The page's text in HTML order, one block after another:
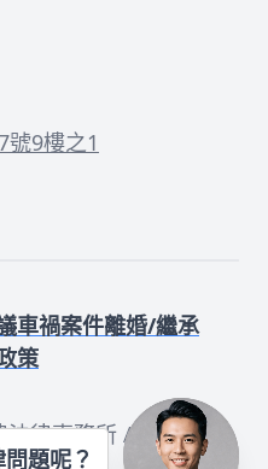
號9樓之1
車禍案件離婚/繼承
策
律事務所 All rights
題呢？